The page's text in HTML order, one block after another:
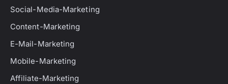
Social-Media-Marketing
Content-Marketing
E-Mail-Marketing
Mobile-Marketing
Affiliate-Marketing